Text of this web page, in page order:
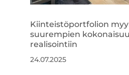
Kiinteistöportfolion
suurempien
realisointiin
24.07.2025